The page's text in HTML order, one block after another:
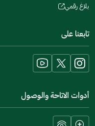
بلاغ رقمي
(opens
new
window)
تابعنا على
أدوات الاتاحة والوصول